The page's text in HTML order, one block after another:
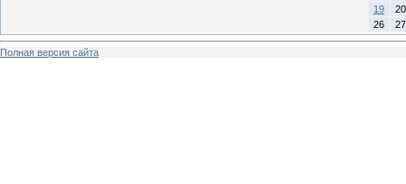
19
20
26
27
Полная версия сайта